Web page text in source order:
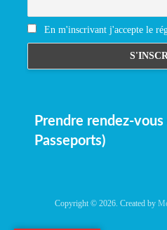
En m'inscrivant j'accepte le
Prendre rendez-
Passeports)
Copyright © 2026. Created by